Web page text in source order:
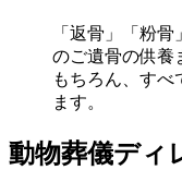
「返骨」「粉
のご遺骨の供養
もちろん、すべ
ます。
動物葬儀ディ